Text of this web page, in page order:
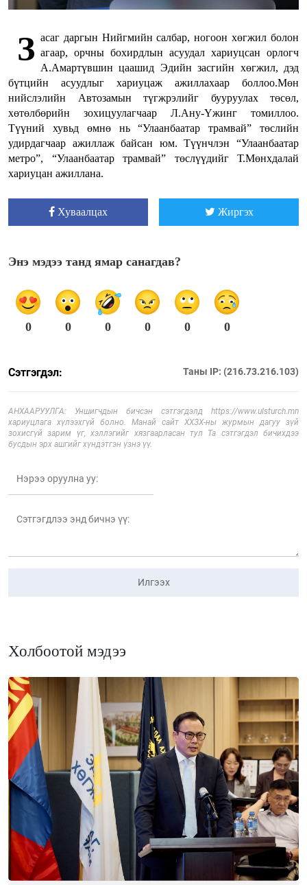
З асаг даргын Нийгмийн салбар, ногоон хөгжил болон
агаар, орчны бохирдлын асуудал хариуцсан орлогч
А.Амартүвшин цаашид Эдийн засгийн хөгжил, дэд
бүтцийн асуудлыг хариуцаж ажиллахаар боллоо.Мөн
нийслэлийн Автозамын түгжрэлийг бууруулах төсөл,
хөтөлбөрийн зохицуулагчаар Л.Ану-Үжинг томиллоо.
Түүний хувьд өмнө нь “Улаанбаатар трамвай” төслийн
удирдагчаар ажиллаж байсан юм. Түүнчлэн “Улаанбаатар
метро”, “Улаанбаатар трамвай” төслүүдийг Т.Мөнхдалай
хариуцан ажиллана.
Хуваалцах Жиргэх
Энэ мэдээ танд ямар санагдав?
0 0 0 0 0 0
Сэтгэгдэл: Таны IP: (216.73.216.103)
АНХААРУУЛГА: Уншигчдын бичсэн сэтгэгдэлд https://www.ulsturch.mn
хариуцлага хүлээхгүй болно. Манай сайт ХХЗХ-ны журмын дагуу зүй
зохисгүй зарим үг, хэллэгийг хязгаарласан тул Та сэтгэгдэл бичихдээ
бусдын эрх ашгийг хүндэтгэн үзнэ үү.
Илгээх
Холбоотой мэдээ